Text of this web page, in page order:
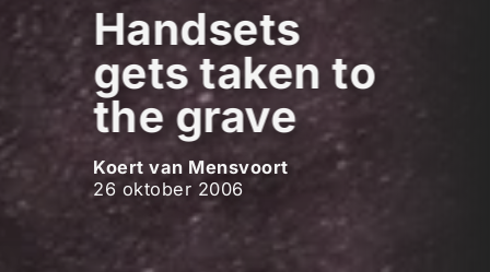
Handsets
gets taken to
the grave
Koert van Mensvoort
26 oktober 2006